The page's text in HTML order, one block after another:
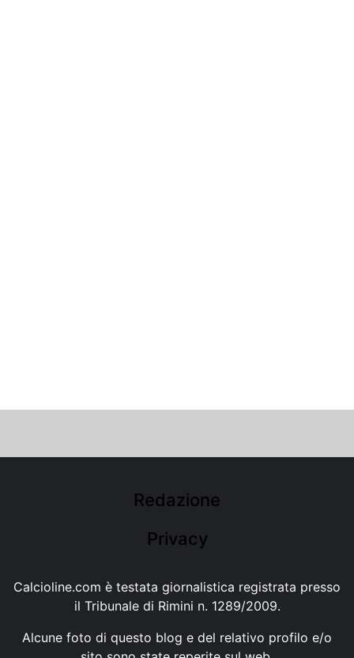
Redazione
Privacy
Calcioline.com è testata giornalistica registrata presso
il Tribunale di Rimini n. 1289/2009.
Alcune foto di questo blog e del relativo profilo e/o